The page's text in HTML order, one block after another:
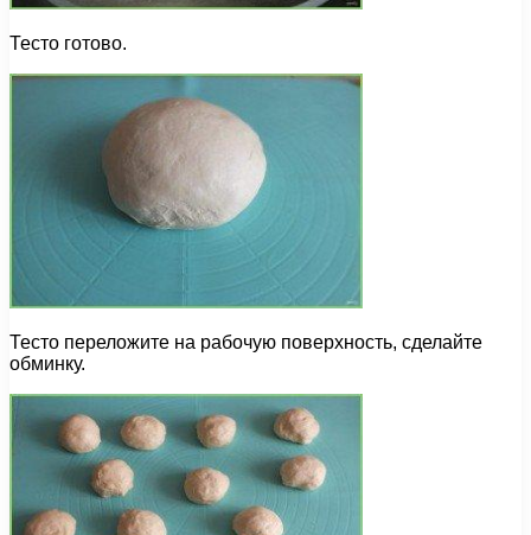
Тесто готово.
Тесто переложите на рабочую поверхность, сделайте
обминку.